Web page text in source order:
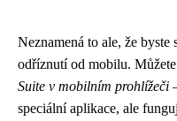
Neznamená to ale, že
odříznutí od mobilu.
Suite v mobilním prohlížeči
speciální aplikace, ale